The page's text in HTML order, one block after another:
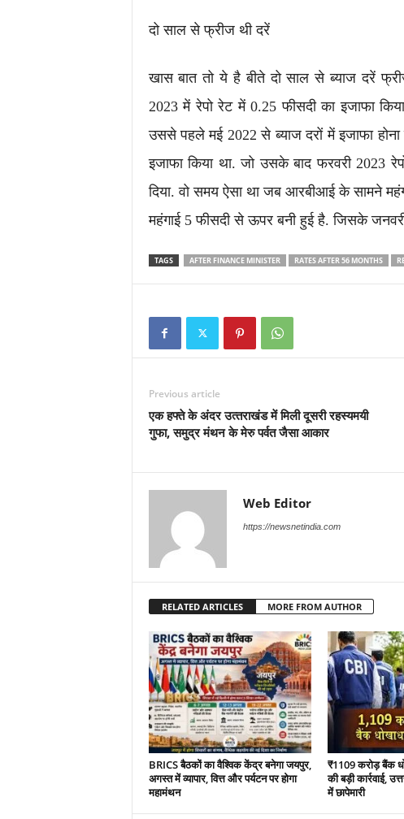
दो साल से फ्रीज थी दरें
खास बात तो ये है बीते दो साल से ब्याज दरें
2023 में रेपो रेट में 0.25 फीसदी का इजाफा
उससे पहले मई 2022 से ब्याज दरों में इजाफा
इजाफा किया था. जो उसके बाद फरवरी 2023
दिया. वो समय ऐसा था जब आरबीआई के सामने
महंगाई 5 फीसदी से ऊपर बनी हुई है. जिसके
TAGS AFTER FINANCE MINISTER RATES AFTER 56 MONTHS
Previous article
एक हफ्ते के अंदर उत्‍तराखंड में मिली दूसरी रहस्‍यमयी
गुफा, समुद्र मंथन के मेरु पर्वत जैसा आकार
Web Editor
https://newsnetindia.com
RELATED ARTICLES MORE FROM AUTHOR
BRICS बैठकों का वैश्विक केंद्र बनेगा जयपुर,
अगस्त में व्यापार, वित्त और पर्यटन पर होगा
महामंथन
₹1109 करोड़ बैंक
की बड़ी कार्रवाई,
में छापेमारी